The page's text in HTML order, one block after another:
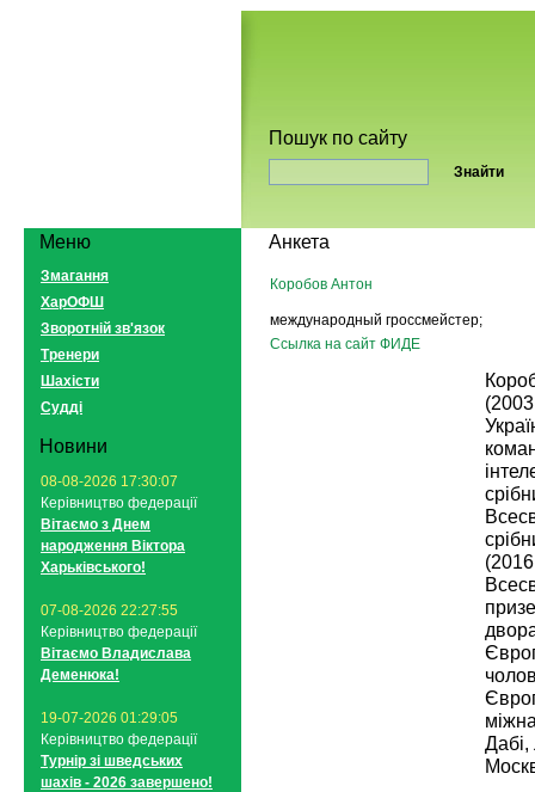
Пошук по сайту
Меню
Змагання
ХарОФШ
Зворотній зв'язок
Тренери
Шахісти
Судді
Новини
08-08-2026 17:30:07
Керівництво федерації
Вітаємо з Днем
народження Віктора
Харьківського!
07-08-2026 22:27:55
Керівництво федерації
Вітаємо Владислава
Деменюка!
19-07-2026 01:29:05
Керівництво федерації
Турнір зі шведських
шахів - 2026 завершено!
Анкета
Коробов Антон
международный гроссмейстер;
Ссылка на сайт ФИДЕ
(2003